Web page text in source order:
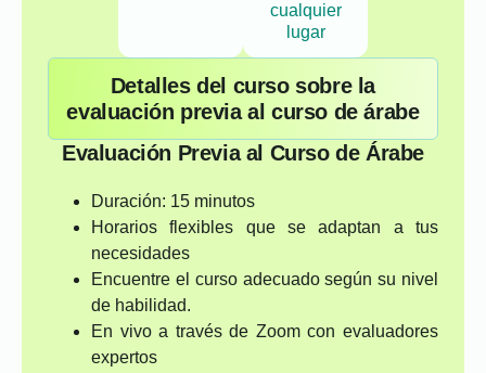
cualquier
lugar
Detalles del curso sobre la
evaluación previa al curso de árabe
Evaluación Previa al Curso de Árabe
Duración: 15 minutos
Horarios flexibles que se adaptan a tus
necesidades
Encuentre el curso adecuado según su nivel
de habilidad.
En vivo a través de Zoom con evaluadores
expertos